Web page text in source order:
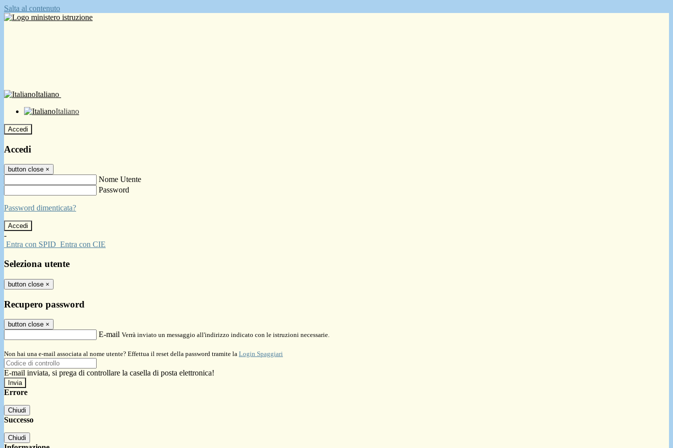
Salta al contenuto
Italiano
Italiano
Accedi
Accedi
button close ×
Nome Utente
Password
Password dimenticata?
-
Entra con SPID Entra con CIE
Seleziona utente
button close ×
Recupero password
button close ×
E-mail Verrà inviato un messaggio all'indirizzo indicato con le istruzioni necessarie.
Non hai una e-mail associata al nome utente? Effettua il reset della password tramite la Login Spaggiari
E-mail inviata, si prega di controllare la casella di posta elettronica!
Errore
Chiudi
Successo
Chiudi